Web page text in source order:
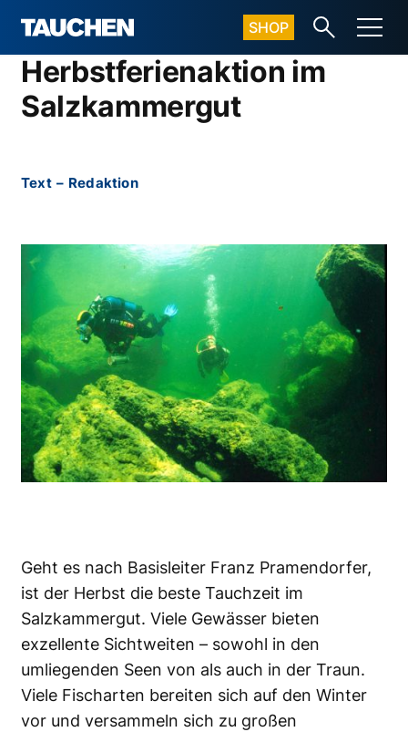
SHOP
Herbstferienaktion im
Salzkammergut
Text – Redaktion
Geht es nach Basisleiter Franz Pramendorfer,
ist der Herbst die beste Tauchzeit im
Salzkammergut. Viele Gewässer bieten
exzellente Sichtweiten – sowohl in den
umliegenden Seen von als auch in der Traun.
Viele Fischarten bereiten sich auf den Winter
vor und versammeln sich zu großen